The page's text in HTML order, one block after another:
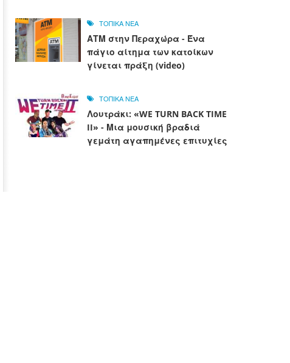
ΤΟΠΙΚΑ ΝΕΑ
ΑΤΜ στην Περαχώρα - Ένα
πάγιο αίτημα των κατοίκων
γίνεται πράξη (video)
ΤΟΠΙΚΑ ΝΕΑ
Λουτράκι: «WE TURN BACK TIME
II» - Μια μουσική βραδιά
γεμάτη αγαπημένες επιτυχίες